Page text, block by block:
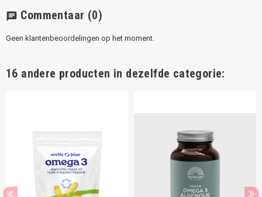
chat Commentaar (0)
Geen klantenbeoordelingen op het moment.
16 andere producten in dezelfde categorie: